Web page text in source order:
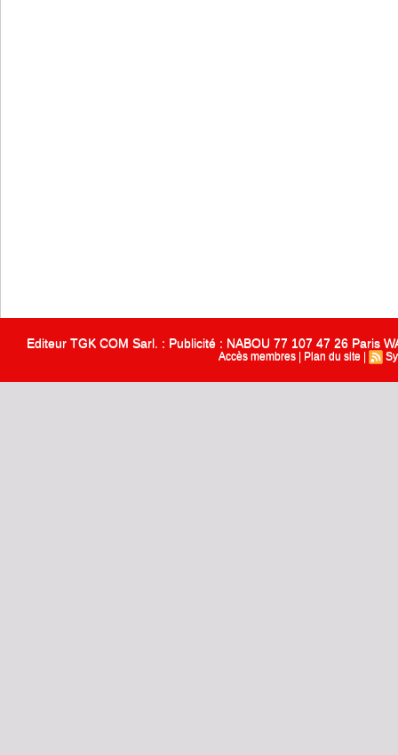
Editeur TGK COM Sarl. : Publicité : NABOU 77 107 47 26 Paris
Accès membres Plan du site